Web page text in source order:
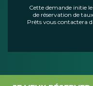
Cette demande initie
de réservation de
Prêts vous contactera